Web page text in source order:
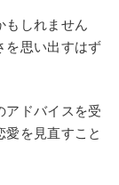
もしれません
を思い出すはず
アドバイスを受
を見直すこと